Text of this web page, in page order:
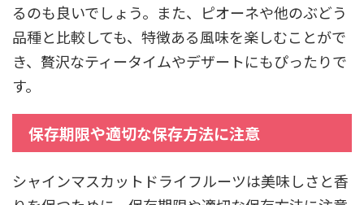
るのも良いでしょう。また、ピオーネや他のぶどう
品種と比較しても、特徴ある風味を楽しむことがで
き、贅沢なティータイムやデザートにもぴったりで
す。
保存期限や適切な保存方法に注意
シャインマスカットドライフルーツは美味しさと香